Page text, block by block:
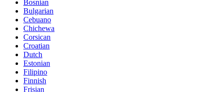
Bosnian
Bulgarian
Cebuano
Chichewa
Corsican
Croatian
Dutch
Estonian
Filipino
Finnish
Frisian